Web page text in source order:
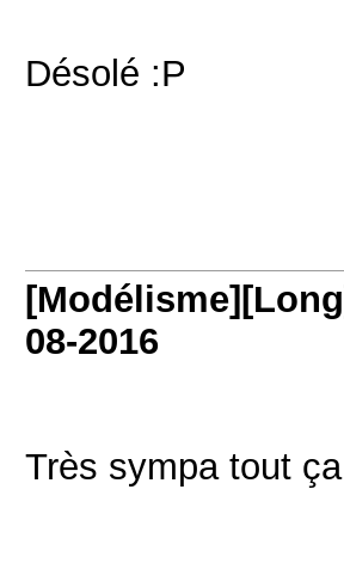
Désolé :P
08-2016
Très sympa tout